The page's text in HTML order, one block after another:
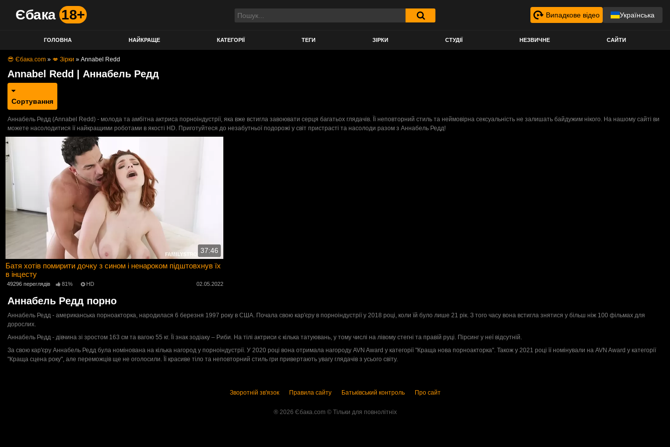
Єбака 18+ Випадкове відео Українська
ГОЛОВНА НАЙКРАЩЕ КАТЕГОРІЇ ТЕГИ ЗІРКИ СТУДІЇ НЕЗВИЧНЕ САЙТИ
😎 Єбака.com » 💋 Зірки » Annabel Redd
Annabel Redd | Аннабель Редд
Сортування
Аннабель Редд (Annabel Redd) - молода та амбітна актриса порноіндустрії, яка вже встигла завоювати серця багатьох глядачів. Її неповторний стиль та неймовірна сексуальність не залишать байдужим нікого. На нашому сайті ви
можете насолодитися її найкращими роботами в якості HD. Приготуйтеся до незабутньої подорожі у світ пристрасті та насолоди разом з Аннабель Редд!
37:46
Батя хотів помирити дочку з сином і ненароком підштовхнув їх
в інцесту
49296 переглядів 81% HD 02.05.2022
Аннабель Редд порно
Аннабель Редд - американська порноакторка, народилася 6 березня 1997 року в США. Почала свою кар'єру в порноіндустрії у 2018 році, коли їй було лише 21 рік. З того часу вона встигла знятися у більш ніж 100 фільмах для
дорослих.
Аннабель Редд - дівчина зі зростом 163 см та вагою 55 кг. Її знак зодіаку – Риби. На тілі актриси є кілька татуювань, у тому числі на лівому стегні та правій руці. Пірсинг у неї відсутній.
За свою кар'єру Аннабель Редд була номінована на кілька нагород у порноіндустрії. У 2020 році вона отримала нагороду AVN Award у категорії "Краща нова порноакторка". Також у 2021 році її номінували на AVN Award у категорії
"Краща сцена року", але переможців ще не оголосили. Її красиве тіло та неповторний стиль гри привертають увагу глядачів з усього світу.
Зворотній зв'язок Правила сайту Батьківський контроль Про сайт
® 2026 Єбака.com ©️ Тільки для повнолітніх